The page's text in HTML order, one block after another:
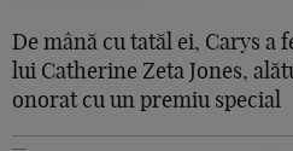
De mână cu tatăl ei, Carys
lui Catherine Zeta Jones,
onorat cu un premiu special